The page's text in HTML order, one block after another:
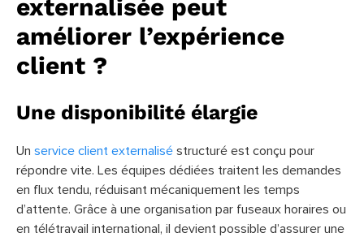
externalisée peut
améliorer l’expérience
client ?
Une disponibilité élargie
Un service client externalisé structuré est conçu pour
répondre vite. Les équipes dédiées traitent les demandes
en flux tendu, réduisant mécaniquement les temps
d’attente. Grâce à une organisation par fuseaux horaires ou
en télétravail international, il devient possible d’assurer une